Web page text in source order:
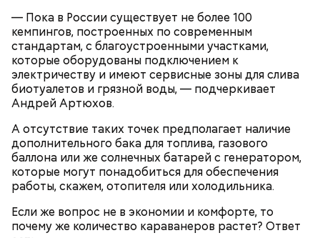
— Пока в России существует не более 100
кемпингов, построенных по современным
стандартам, с благоустроенными участками,
которые оборудованы подключением к
электричеству и имеют сервисные зоны для слива
биотуалетов и грязной воды, — подчеркивает
Андрей Артюхов.
А отсутствие таких точек предполагает наличие
дополнительного бака для топлива, газового
баллона или же солнечных батарей с генератором,
которые могут понадобиться для обеспечения
работы, скажем, отопителя или холодильника.
Если же вопрос не в экономии и комфорте, то
почему же количество караванеров растет? Ответ